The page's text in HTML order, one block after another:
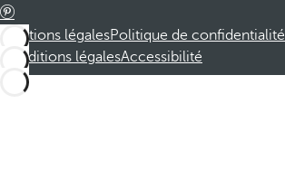
Mentions légalesPolitique de confidentialité
Conditions légalesAccessibilité